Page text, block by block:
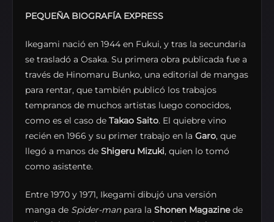
PEQUEÑA BIOGRAFÍA EXPRESS
Ikegami nació en 1944 en Fukui, y tras la secundaria
se trasladó a Osaka. Su primera obra publicada fue a
través de Hinomaru Bunko, una editorial de mangas
para rentar, que también publicó los trabajos
tempranos de muchos artistas luego conocidos,
como es el caso de Takao Saito. El quiebre vino
recién en 1966 y su primer trabajo en la Garo, que
llegó a manos de Shigeru Mizuki, quien lo tomó
como asistente.
Entre 1970 y 1971, Ikegami dibujó una versión
manga de Spider-manpara la Shonen Magazinede